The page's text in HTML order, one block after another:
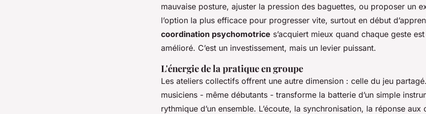
mauvaise posture, ajuster la pression des baguettes, ou proposer un
l’option la plus efficace pour progresser vite, surtout en début
coordination psychomotrice s’acquiert mieux quand chaque geste
amélioré. C’est un investissement, mais un levier puissant.
L'énergie de la pratique en groupe
Les ateliers collectifs offrent une autre dimension : celle du jeu
musiciens - même débutants - transforme la batterie d’un simple
rythmique d’un ensemble. L’écoute, la synchronisation, la réponse aux